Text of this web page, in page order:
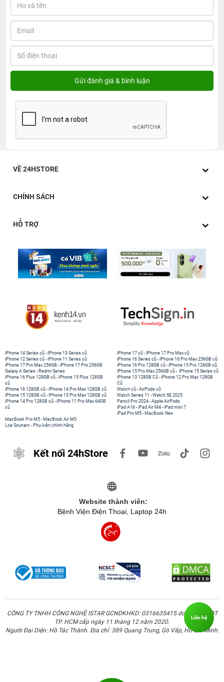
VỀ 24HSTORE
CHÍNH SÁCH
HỖ TRỢ
iPhone 14 Series cũ -iPhone 13 Series cũ
iPhone 12 Series cũ -iPhone 11 Series cũ
iPhone 17 Pro Max 256GB -iPhone 17 Pro 256GB
Galaxy A Series - Redmi Series
iPhone 17 cũ -iPhone 17 Pro Max cũ
iPhone 16 Series cũ - iPhone 16 Pro Max 256GB cũ
iPhone 16 Pro 128GB cũ -iPhone 15 Pro 128GB cũ
iPhone 15 Pro Max 256GB cũ - iPhone 15 Series cũ
iPhone 16 Plus 128GB cũ -iPhone 15 Plus 128GB
cũ
iPhone 16 128GB cũ -iPhone 14 Pro Max 128GB cũ
iPhone 15 128GB cũ -iPhone 13 Pro Max 128GB cũ
iPhone 14 Pro 128GB cũ -iPhone 11 Pro Max 64GB
cũ
iPhone 13 128GB Cũ -iPhone 12 Pro Max 128GB
Cũ
Watch cũ -AirPods cũ
Watch Series 11 -Watch SE 2025
Pencil Pro 2024 -Apple AirPods
iPad A16 -iPad Air M4 -iPad mini 7
iPad Pro M5 - MacBook Neo
MacBook Pro M5 - MacBook Air M5
Loa Sounarc - Phụ kiện chính hãng
Kết nối 24hStore
Website thành viên:
Bệnh Viện Điện Thoại, Laptop 24h
CÔNG TY TNHH CÔNG NGHỆ ISTAR GCNDKHKD: 0316635415 do Sở KH & ĐT
TP. HCM cấp ngày 11 tháng 12 năm 2020.
Người Đại Diện: Hồ Tác Thành. Địa chỉ: 389 Quang Trung, Gò Vấp, Hồ Chí Minh.
Liên hệ